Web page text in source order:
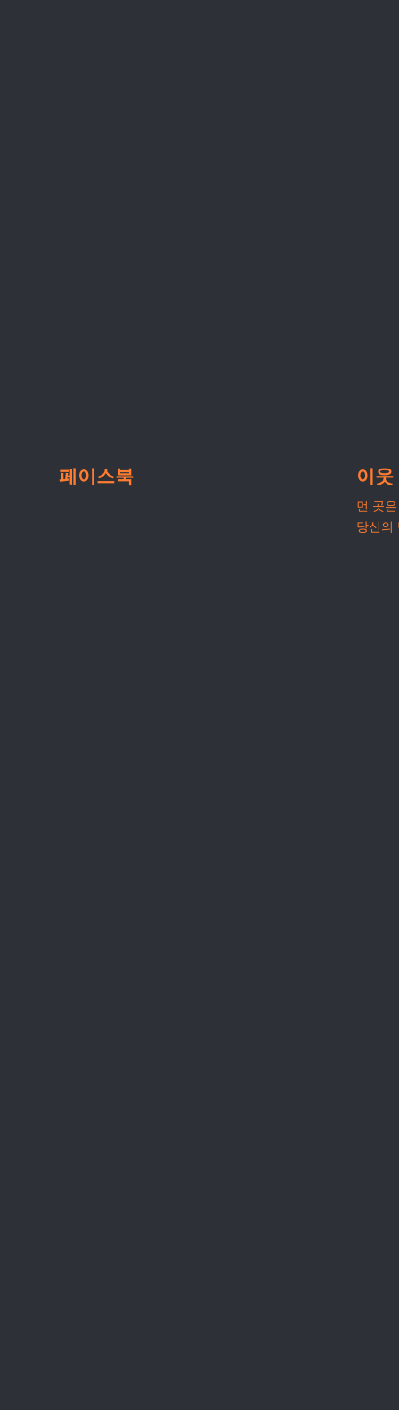
페이스북 이웃
먼 곳
당신의